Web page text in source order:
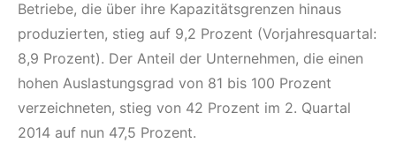
Betriebe, die über ihre Kapazitätsgrenzen hinaus
produzierten, stieg auf 9,2 Prozent (Vorjahresquartal:
8,9 Prozent). Der Anteil der Unternehmen, die einen
hohen Auslastungsgrad von 81 bis 100 Prozent
verzeichneten, stieg von 42 Prozent im 2. Quartal
2014 auf nun 47,5 Prozent.